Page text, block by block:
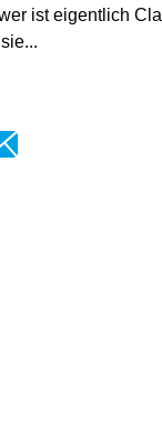
ist eigentlich